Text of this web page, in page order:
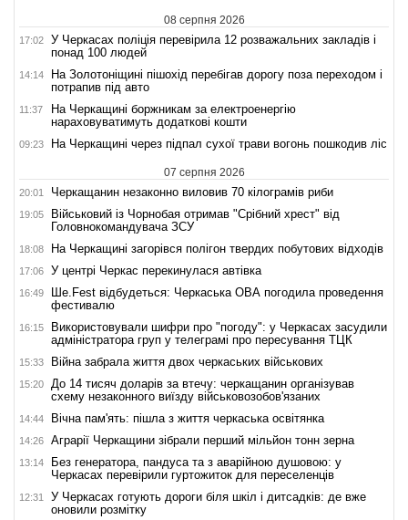
08 серпня 2026
17:02
У Черкасах поліція перевірила 12 розважальних закладів і
понад 100 людей
14:14
На Золотоніщині пішохід перебігав дорогу поза переходом і
потрапив під авто
11:37
На Черкащині боржникам за електроенергію
нараховуватимуть додаткові кошти
09:23 На Черкащині через підпал сухої трави вогонь пошкодив ліс
07 серпня 2026
20:01 Черкащанин незаконно виловив 70 кілограмів риби
19:05
Військовий із Чорнобая отримав "Срібний хрест" від
Головнокомандувача ЗСУ
18:08 На Черкащині загорівся полігон твердих побутових відходів
17:06 У центрі Черкас перекинулася автівка
16:49
Ше.Fest відбудеться: Черкаська ОВА погодила проведення
фестивалю
16:15
Використовували шифри про "погоду": у Черкасах засудили
адміністратора груп у телеграмі про пересування ТЦК
15:33 Війна забрала життя двох черкаських військових
15:20
До 14 тисяч доларів за втечу: черкащанин організував
схему незаконного виїзду військовозобов'язаних
14:44 Вічна пам'ять: пішла з життя черкаська освітянка
14:26 Аграрії Черкащини зібрали перший мільйон тонн зерна
13:14
Без генератора, пандуса та з аварійною душовою: у
Черкасах перевірили гуртожиток для переселенців
12:31
У Черкасах готують дороги біля шкіл і дитсадків: де вже
оновили розмітку